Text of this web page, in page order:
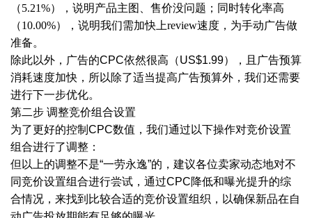
（5.21%），说明产品主图、售价没问题；同时转化率高
（10.00%），说明我们需加快上review速度，为手动广告做
准备。
除此以外，广告的CPC依然很高（US$1.99），且广告预算
消耗速度加快，所以除了适当提高广告预算外，我们还需要
进行下一步优化。
第二步 调整竞价组合设置
为了更好的控制 CPC数值，我们通过以下操作对竞价设置
组合进行了调整：
但以上的调整不是“一劳永逸”的，建议各位卖家动态地对不
同竞价设置组合进行尝试，通过CPC降低和曝光提升的综
合情况，来找到比较合适的竞价设置组织，以确保新品在自